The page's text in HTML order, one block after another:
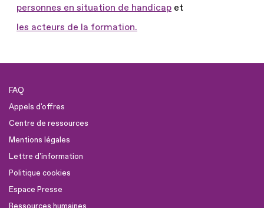
personnes en situation de handicap et
les acteurs de la formation.
FAQ
Appels d'offres
Centre de ressources
Mentions légales
Lettre d'information
Politique cookies
Espace Presse